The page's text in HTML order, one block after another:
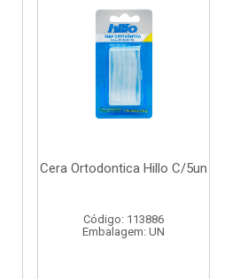
Cera Ortodontica Hillo C/5un
Código: 113886
Embalagem: UN